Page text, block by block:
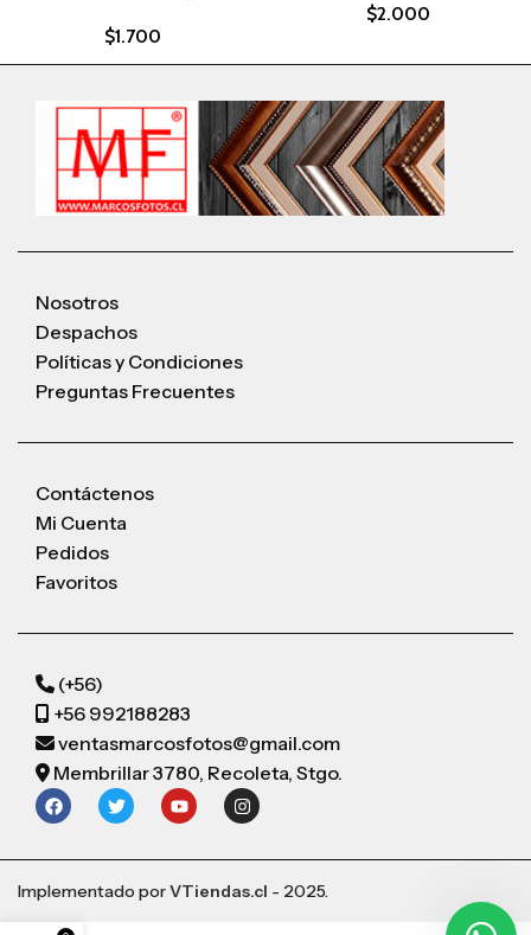
$1.700
$2.000
Nosotros
Despachos
Políticas y Condiciones
Preguntas Frecuentes
Contáctenos
Mi Cuenta
Pedidos
Favoritos
(+56)
+56 992188283
ventasmarcosfotos@gmail.com
Membrillar 3780, Recoleta, Stgo.
Implementado porVTiendas.cl - 2025.